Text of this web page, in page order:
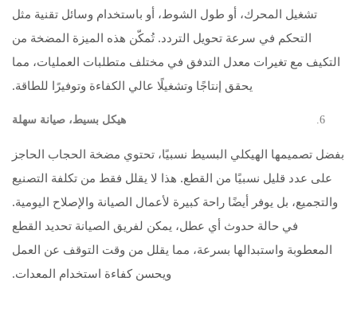
تشغيل المحرك، أو طول الشوط، أو باستخدام وسائل تقنية مثل
التحكم في سرعة تحويل التردد. تُمكّن هذه الميزة المضخة من
التكيف مع تغيرات معدل التدفق في مختلف متطلبات العمليات، مما
يحقق إنتاجًا وتشغيلًا عالي الكفاءة وتوفيرًا للطاقة.
هيكل بسيط، صيانة سهلة
بفضل تصميمها الهيكلي البسيط نسبيًا، تحتوي مضخة الحجاب الحاجز
على عدد قليل نسبيًا من القطع. هذا لا يقلل فقط من تكلفة التصنيع
والتجميع، بل يوفر أيضًا راحة كبيرة لأعمال الصيانة والإصلاح اليومية.
في حالة حدوث أي عطل، يمكن لفريق الصيانة تحديد القطع
المعطوبة واستبدالها بسرعة، مما يقلل من وقت التوقف عن العمل
ويحسن كفاءة استخدام المعدات.